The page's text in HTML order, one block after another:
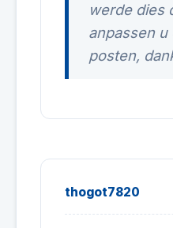
werde dies
anpassen u
posten,
thogot7820